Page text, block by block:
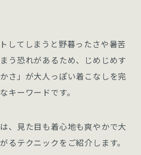
してしまうと野暮ったさや暑苦
う恐れがあるため、じめじめす
さ」が大人っぽい着こなしを完
キーワードです。
、見た目も着心地も爽やかで大
るテクニックをご紹介します。